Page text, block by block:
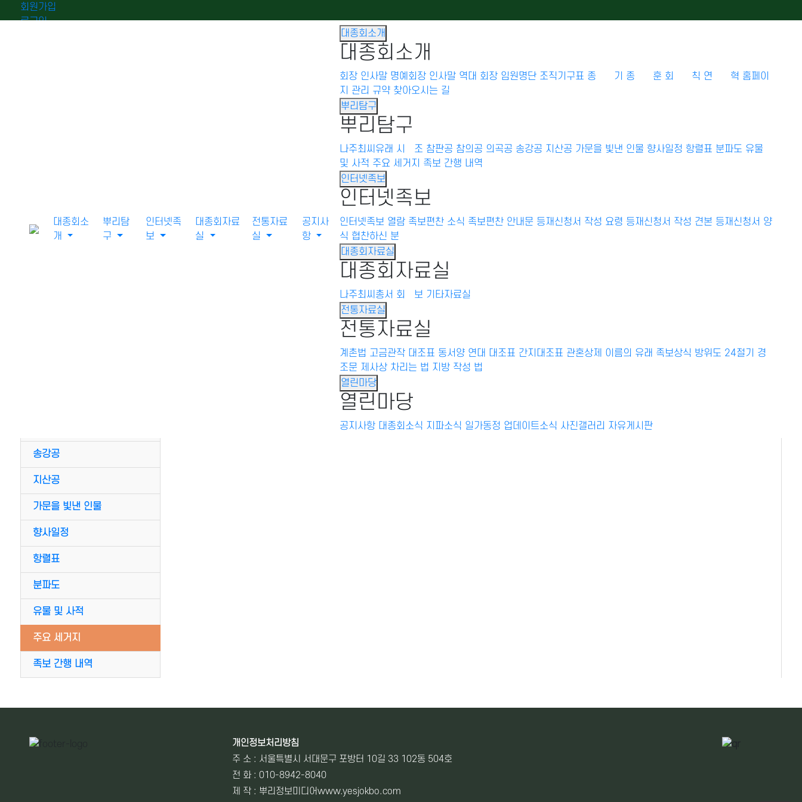
회원가입
로그인
대종회소
개
뿌리탐
구
인터넷족
보
대종회자료
실
전통자료
실
공지사
항
대종회소개
대종회소개
회장 인사말 명예회장 인사말 역대 회장 임원명단 조직기구표 종 기 종 훈 회 칙 연 혁 홈페이
지 관리 규약 찾아오시는 길
뿌리탐구
뿌리탐구
나주최씨유래 시 조 참판공 참의공 의곡공 송강공 지산공 가문을 빛낸 인물 향사일정 항렬표 분파도 유물
및 사적 주요 세거지
족보 간행 내역
인터넷족보
인터넷족보
인터넷족보 열람 족보편찬 소식 족보편찬 안내문 등재신청서 작성 요령 등재신청서 작성 견본 등재신청서 양
식 협찬하신 분
대종회자료실
대종회자료실
나주최씨총서 회 보 기타자료실
전통자료실
전통자료실
계촌법 고금관작 대조표 동서양 연대 대조표 간지대조표 관혼상제 이름의 유래 족보상식 방위도 24절기
경
조문 제사상 차리는 법 지방 작성 법
열린마당
열린마당
공지사항 대종회소식 지파소식 일가동정 업데이트소식 사진갤러리 자유게시판
송강공
지산공
가문을 빛낸 인물
향사일정
항렬표
분파도
유물 및 사적
주요 세거지
족보 간행 내역
주요 세거지
개인정보처리방침
주 소 : 서울특별시 서대문구 포방터 10길 33 102동 504호
전 화 : 010-8942-8040
제 작 : 뿌리정보미디어www.yesjokbo.com